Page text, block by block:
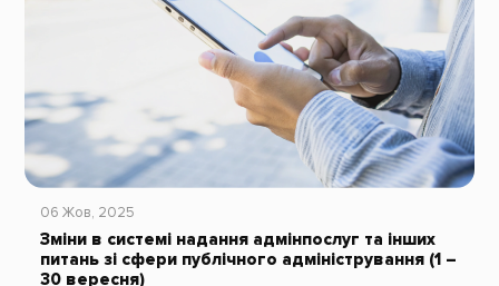
06 Жов, 2025
Зміни в системі надання адмінпослуг та інших
питань зі сфери публічного адміністрування (1 –
30 вересня)